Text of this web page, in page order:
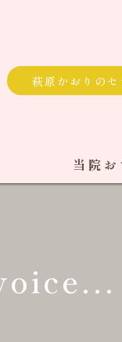
萩原かおりの
当院
サブスク